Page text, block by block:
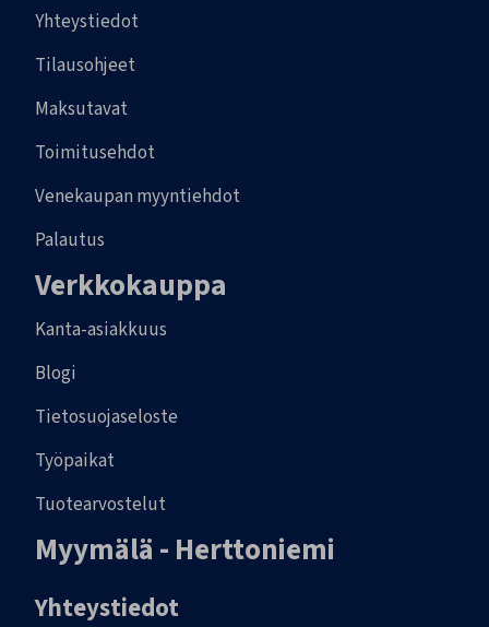
Yhteystiedot
Tilausohjeet
Maksutavat
Toimitusehdot
Venekaupan myyntiehdot
Palautus
Verkkokauppa
Kanta-asiakkuus
Blogi
Tietosuojaseloste
Työpaikat
Tuotearvostelut
Myymälä - Herttoniemi
Yhteystiedot